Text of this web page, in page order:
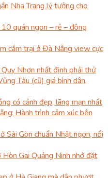
Nha Trang lý tưởng cho
quán ngon – rẻ – đông
cắm trại ở Đà Nẵng view cực
Nhơn nhất định phải thử
Tàu (cũ) giá bình dân,
có cảnh đẹp, lãng mạn nhất
Hành trình cảm xúc bên
Sài Gòn chuẩn Nhật ngon, nổi
Gai Quảng Ninh nhớ đặt